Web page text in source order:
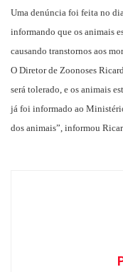
Uma denúncia foi feita no
informando que os animais
causando transtornos aos
O Diretor de Zoonoses
será tolerado, e os animais
já foi informado ao
dos animais”, informou